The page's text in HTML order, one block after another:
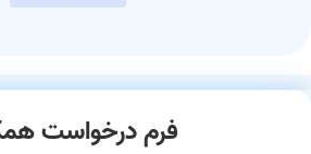
فرم درخواست